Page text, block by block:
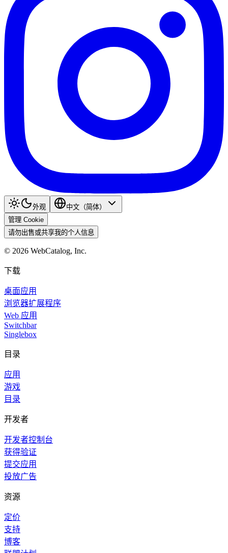
外观
中文（简体）
管理 Cookie
请勿出售或共享我的个人信息
© 2026 WebCatalog, Inc.
下载
桌面应用
浏览器扩展程序
Web 应用
Switchbar
Singlebox
目录
应用
游戏
目录
开发者
开发者控制台
获得验证
提交应用
投放广告
资源
定价
支持
博客